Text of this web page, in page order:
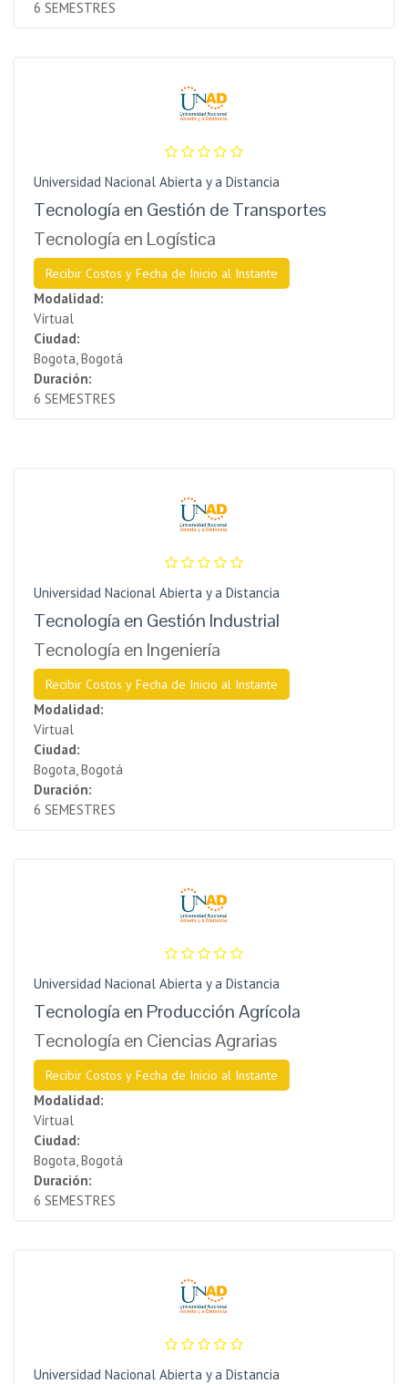
6 SEMESTRES
Universidad Nacional Abierta y a Distancia
Tecnología en Gestión de Transportes
Tecnología en Logística
Recibir Costos y Fecha de Inicio al Instante
Modalidad:
Virtual
Ciudad:
Bogota, Bogotá
Duración:
6 SEMESTRES
Universidad Nacional Abierta y a Distancia
Tecnología en Gestión Industrial
Tecnología en Ingeniería
Recibir Costos y Fecha de Inicio al Instante
Modalidad:
Virtual
Ciudad:
Bogota, Bogotá
Duración:
6 SEMESTRES
Universidad Nacional Abierta y a Distancia
Tecnología en Producción Agrícola
Tecnología en Ciencias Agrarias
Recibir Costos y Fecha de Inicio al Instante
Modalidad:
Virtual
Ciudad:
Bogota, Bogotá
Duración:
6 SEMESTRES
Universidad Nacional Abierta y a Distancia